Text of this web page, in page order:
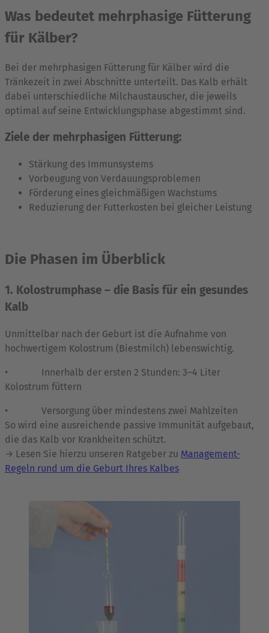
Was bedeutet mehrphasige Fütterung
für Kälber?
Bei der mehrphasigen Fütterung für Kälber wird die
Tränkezeit in zwei Abschnitte unterteilt. Das Kalb erhält
dabei unterschiedliche Milchaustauscher, die jeweils
optimal auf seine Entwicklungsphase abgestimmt sind.
Ziele der mehrphasigen Fütterung:
Stärkung des Immunsystems
Vorbeugung von Verdauungsproblemen
Förderung eines gleichmäßigen Wachstums
Reduzierung der Futterkosten bei gleicher Leistung
Die Phasen im Überblick
1. Kolostrumphase – die Basis für ein gesundes
Kalb
Unmittelbar nach der Geburt ist die Aufnahme von
hochwertigem Kolostrum (Biestmilch) lebenswichtig.
• Innerhalb der ersten 2 Stunden: 3–4 Liter
Kolostrum füttern
• Versorgung über mindestens zwei Mahlzeiten
So wird eine ausreichende passive Immunität aufgebaut,
die das Kalb vor Krankheiten schützt.
→ Lesen Sie hierzu unseren Ratgeber zu Management-
Regeln rund um die Geburt Ihres Kalbes